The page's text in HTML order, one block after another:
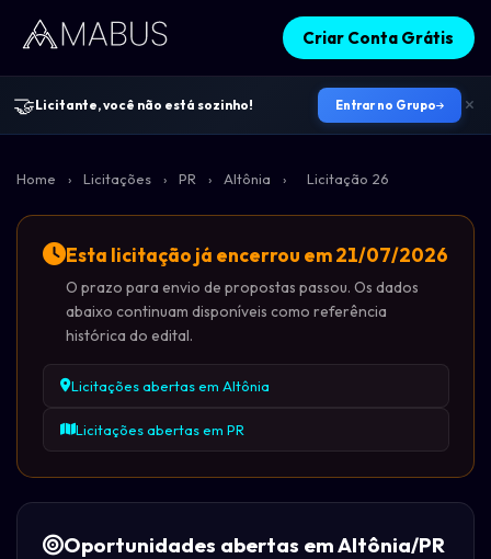
Criar Conta Grátis
🤝Licitante, você não está sozinho! Entrar no Grupo
Home › Licitações › PR › Altônia › Licitação 26
Esta licitação já encerrou em 21/07/2026
O prazo para envio de propostas passou. Os dados
abaixo continuam disponíveis como referência
histórica do edital.
Licitações abertas em Altônia
Licitações abertas em PR
Oportunidades abertas em Altônia/PR